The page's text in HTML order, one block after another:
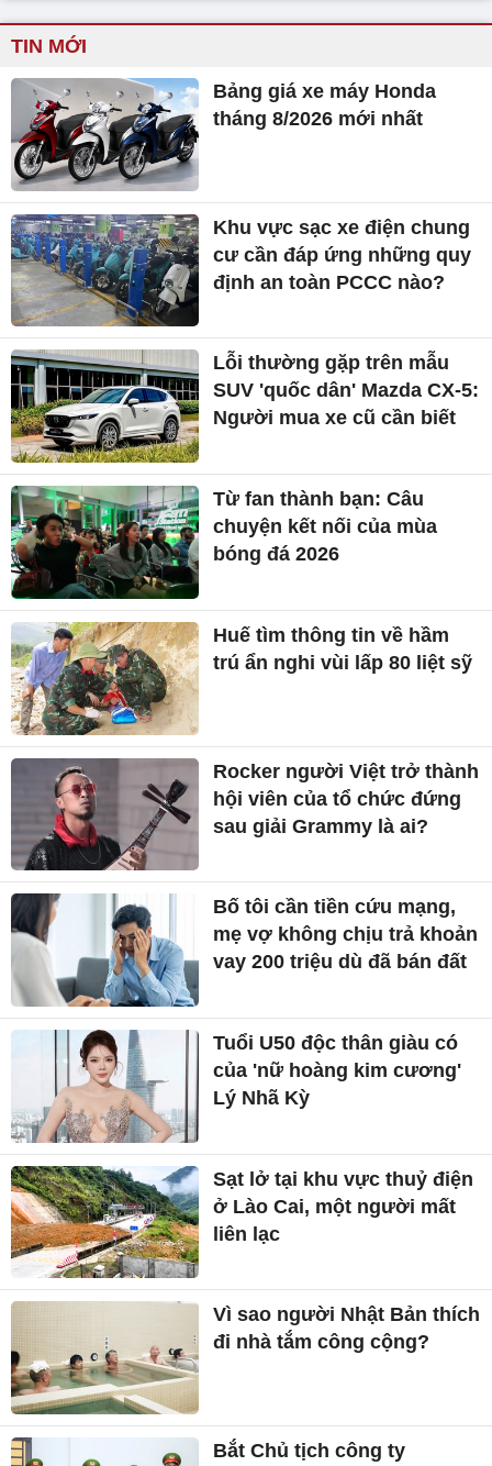
TIN MỚI
Bảng giá xe máy Honda
tháng 8/2026 mới nhất
Khu vực sạc xe điện chung
cư cần đáp ứng những quy
định an toàn PCCC nào?
Lỗi thường gặp trên mẫu
SUV 'quốc dân' Mazda CX-5:
Người mua xe cũ cần biết
Từ fan thành bạn: Câu
chuyện kết nối của mùa
bóng đá 2026
Huế tìm thông tin về hầm
trú ẩn nghi vùi lấp 80 liệt sỹ
Rocker người Việt trở thành
hội viên của tổ chức đứng
sau giải Grammy là ai?
Bố tôi cần tiền cứu mạng,
mẹ vợ không chịu trả khoản
vay 200 triệu dù đã bán đất
Tuổi U50 độc thân giàu có
của 'nữ hoàng kim cương'
Lý Nhã Kỳ
Sạt lở tại khu vực thuỷ điện
ở Lào Cai, một người mất
liên lạc
Vì sao người Nhật Bản thích
đi nhà tắm công cộng?
Bắt Chủ tịch công ty